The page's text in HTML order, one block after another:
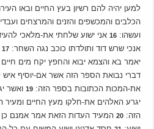
למען יהיה להם רשיון בעץ החיים ובאו
הכלבים והמכשפים והזנים והמרצחים
ועשהו:16 אני ישוע שלחתי את-מלאכי
אנכי שרש דוד ותולדתו כוכב נגה השחר:17
יאמר בא והצמא יבוא והחפץ יקח מים
דברי נבואת הספר הזה אשר אם-יוסיף איש
את-המכות הכתובות בספר הזה:19 ואשר
יגרע האלהים את-חלקו מעץ החיים
הזה:20 המעיד העדות הזאת אמר אמנם